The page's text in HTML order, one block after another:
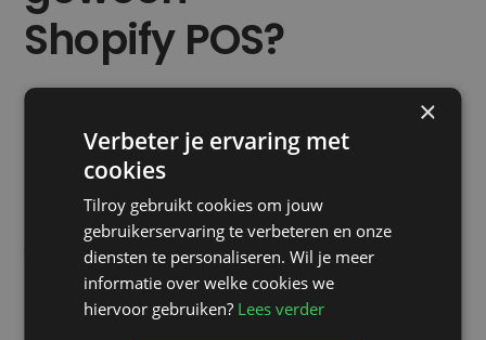
Shopify POS?
Shopify heeft zelf een kassasysteem. Voor een
pop-up of een beperkt assortiment werkt dat
prima. Maar wie elke dag een winkel runt, botst
op de grenzen: voorraadbeheer over meerdere
winkels, koppelverkoop en bundelpromoties aan
de kassa, klantspecifieke prijzen, complexe btw
bij verkoop over de grens en transactiekosten
×
Verbeter je ervaring met
cookies
Tilroy gebruikt cookies om jouw
gebruikerservaring te verbeteren en onze
diensten te personaliseren. Wil je meer
informatie over welke cookies we
hiervoor gebruiken? Lees verder